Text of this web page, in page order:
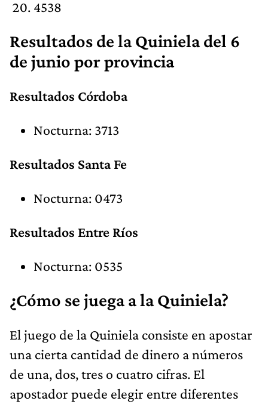
4538
Resultados de la Quiniela del 6
de junio por provincia
Resultados Córdoba
Nocturna: 3713
Resultados Santa Fe
Nocturna: 0473
Resultados Entre Ríos
Nocturna: 0535
¿Cómo se juega a la Quiniela?
El juego de la Quiniela consiste en apostar
una cierta cantidad de dinero a números
de una, dos, tres o cuatro cifras. El
apostador puede elegir entre diferentes